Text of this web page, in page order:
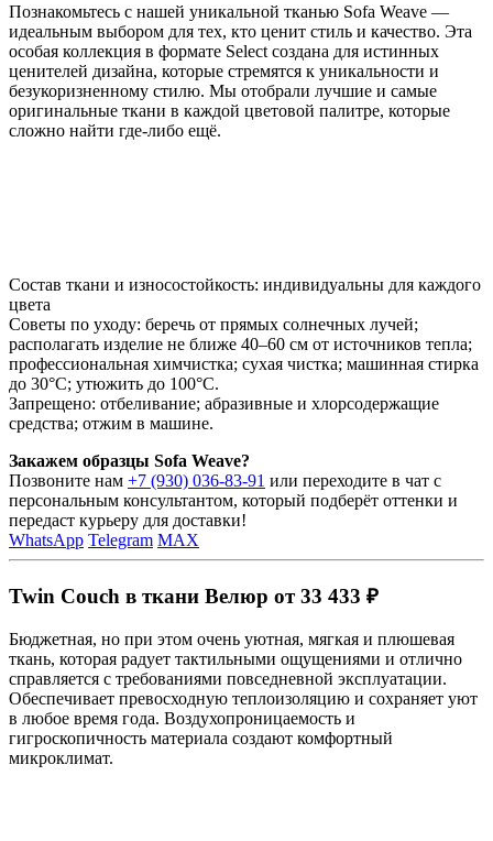
Познакомьтесь с нашей уникальной тканью Sofa Weave —
идеальным выбором для тех, кто ценит стиль и качество. Эта
особая коллекция в формате Select создана для истинных
ценителей дизайна, которые стремятся к уникальности и
безукоризненному стилю. Мы отобрали лучшие и самые
оригинальные ткани в каждой цветовой палитре, которые
сложно найти где-либо ещё.
Состав ткани и износостойкость: индивидуальны для каждого
цвета
Советы по уходу: беречь от прямых солнечных лучей;
располагать изделие не ближе 40–60 см от источников тепла;
профессиональная химчистка; сухая чистка; машинная стирка
до 30°C; утюжить до 100°C.
Запрещено: отбеливание; абразивные и хлорсодержащие
средства; отжим в машине.
Закажем образцы Sofa Weave?
Позвоните нам +7 (930) 036-83-91 или переходите в чат с
персональным консультантом, который подберёт оттенки и
передаст курьеру для доставки!
WhatsApp Telegram MAX
Twin Couch в ткани Велюр от 33 433 ₽
Бюджетная, но при этом очень уютная, мягкая и плюшевая
ткань, которая радует тактильными ощущениями и отлично
справляется с требованиями повседневной эксплуатации.
Обеспечивает превосходную теплоизоляцию и сохраняет уют
в любое время года. Воздухопроницаемость и
гигроскопичность материала создают комфортный
микроклимат.